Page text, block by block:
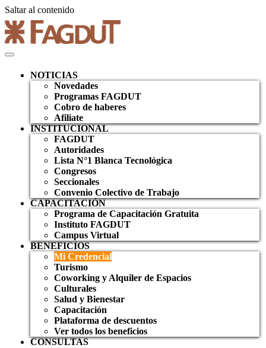
Saltar al contenido
NOTICIAS
Novedades
Programas FAGDUT
Cobro de haberes
Afiliate
INSTITUCIONAL
FAGDUT
Autoridades
Lista N°1 Blanca Tecnológica
Congresos
Seccionales
Convenio Colectivo de Trabajo
CAPACITACIÓN
Programa de Capacitación Gratuita
Instituto FAGDUT
Campus Virtual
BENEFICIOS
Mi Credencial
Turismo
Coworking y Alquiler de Espacios
Culturales
Salud y Bienestar
Capacitación
Plataforma de descuentos
Ver todos los beneficios
CONSULTAS